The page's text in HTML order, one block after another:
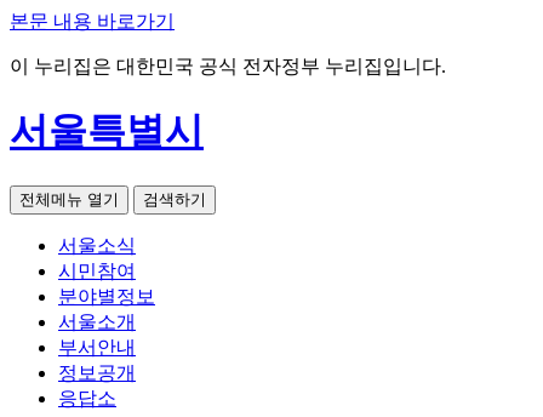
본문 내용 바로가기
이 누리집은 대한민국 공식 전자정부 누리집입니다.
서울특별시
전체메뉴 열기 검색하기
서울소식
시민참여
분야별정보
서울소개
부서안내
정보공개
응답소